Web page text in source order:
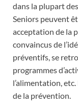
dans la plupart
Seniors peuvent
acceptation de la
convaincus de
préventifs, se
programmes
l’alimentation,
de la prévention.